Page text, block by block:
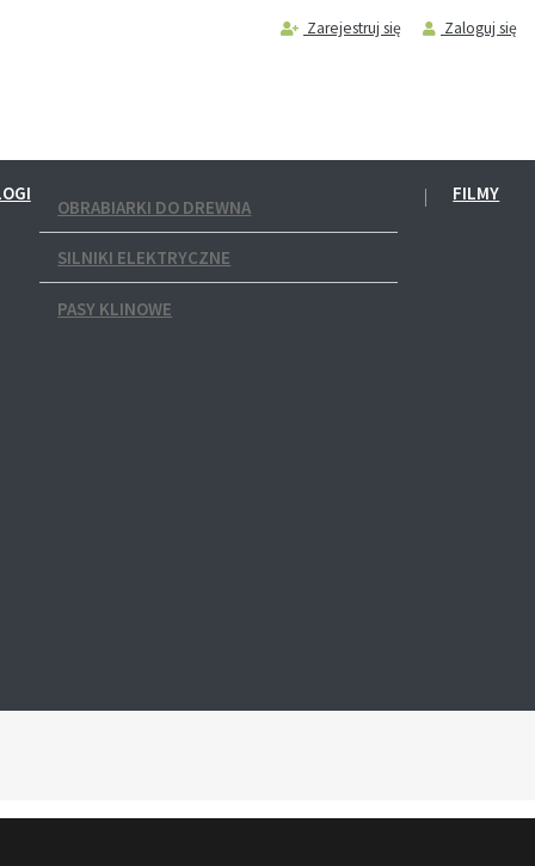
Zarejestruj się Zaloguj się
OBRABIARKI DO DREWNA
SILNIKI ELEKTRYCZNE
PASY KLINOWE
FILMY